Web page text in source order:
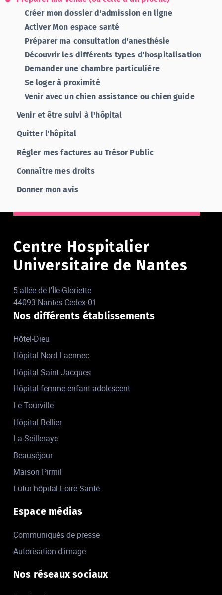
Créer mon dossier d'admission en ligne
Activer Mon espace santé
Préparer ma consultation d'anesthésie
Découvrir les différents types d'hospitalisation
Demander une chambre particulière
Se loger à proximité
Venir avec un chien assistance ou chien guide
Venir et être suivi à l'hôpital
Quitter l'hôpital
Régler mes factures au Trésor Public
Connaître mes droits
Donner mon avis
Centre Hospitalier
Universitaire de Nantes
5 allée de l'Île-Gloriette
44093 Nantes Cedex 01
Nos différents établissements
Hôtel-Dieu
Hôpital Nord Laennec
Hôpital Saint-Jacques
Hôpital femme-enfant-adolescent
Le Tourville
Hôpital Bellier
La Seilleraye
Beauséjour
Maison Pirmil
Futur hôpital Loire Santé
Espace médias
Communiqués de presse
Autorisation d'image
Nos réseaux sociaux